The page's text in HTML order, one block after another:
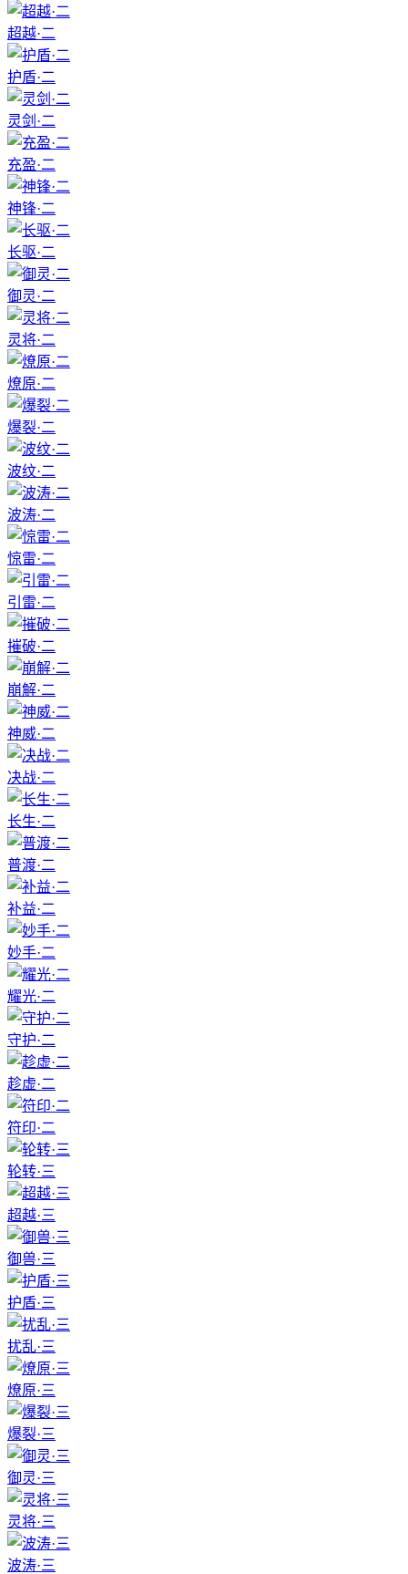
超越·二
护盾·二
灵剑·二
充盈·二
神锋·二
长驱·二
御灵·二
灵将·二
燎原·二
爆裂·二
波纹·二
波涛·二
惊雷·二
引雷·二
摧破·二
崩解·二
神威·二
决战·二
长生·二
普渡·二
补益·二
妙手·二
耀光·二
守护·二
趁虚·二
符印·二
轮转·三
超越·三
御兽·三
护盾·三
扰乱·三
燎原·三
爆裂·三
御灵·三
灵将·三
波涛·三